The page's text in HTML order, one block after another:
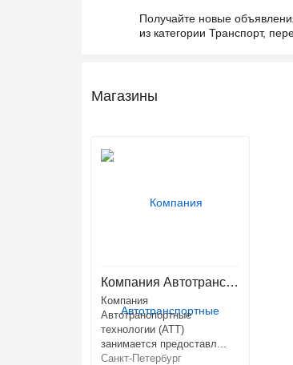
Получайте новые
из категории Транспорт,
Магазины
Компания Автотранспортные технологии (АТТ)
Компания
Автотранспортные
технологии (АТТ)
занимается предоставл...
Санкт-Петербург